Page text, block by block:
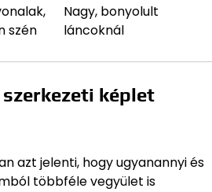
szén
Nagy, bonyolult
láncoknál
szerkezeti képlet
azt jelenti, hogy ugyanannyi és
többféle vegyület is